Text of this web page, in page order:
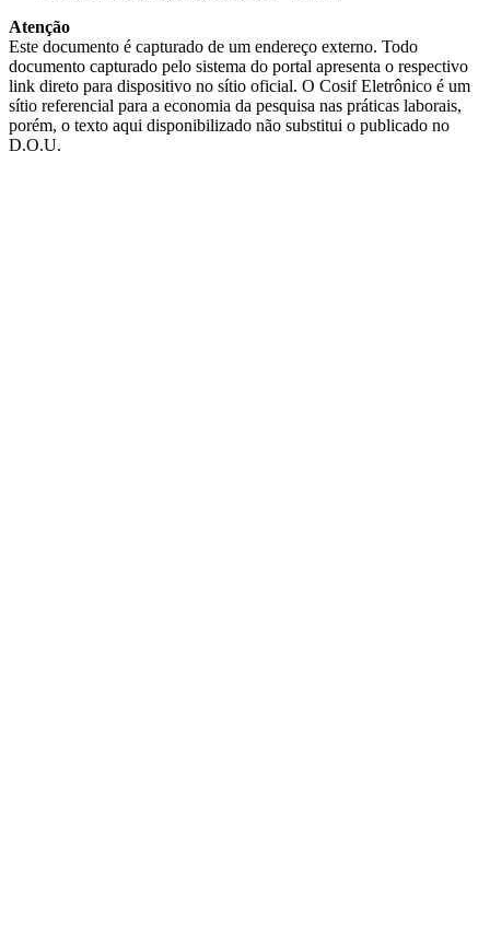
Atenção
Este documento é capturado de um endereço externo. Todo
documento capturado pelo sistema do portal apresenta o respectivo
link direto para dispositivo no sítio oficial. O Cosif Eletrônico é um
sítio referencial para a economia da pesquisa nas práticas laborais,
porém, o texto aqui disponibilizado não substitui o publicado no
D.O.U.